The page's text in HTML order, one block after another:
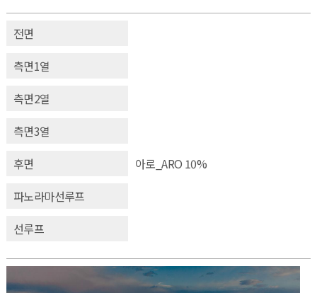
전면
측면1열
측면2열
측면3열
후면
아로_ARO 10%
파노라마선루프
선루프